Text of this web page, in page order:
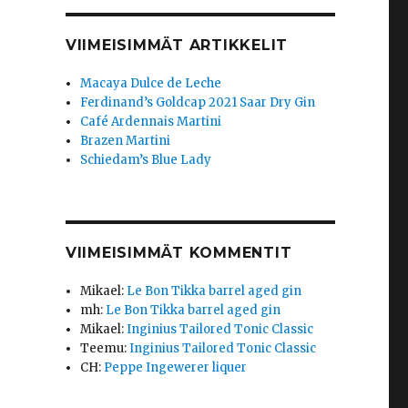
VIIMEISIMMÄT ARTIKKELIT
Macaya Dulce de Leche
Ferdinand’s Goldcap 2021 Saar Dry Gin
Café Ardennais Martini
Brazen Martini
Schiedam’s Blue Lady
VIIMEISIMMÄT KOMMENTIT
Mikael: Le Bon Tikka barrel aged gin
mh: Le Bon Tikka barrel aged gin
Mikael:Inginius Tailored Tonic Classic
Teemu:Inginius Tailored Tonic Classic
CH: Peppe Ingewerer liquer